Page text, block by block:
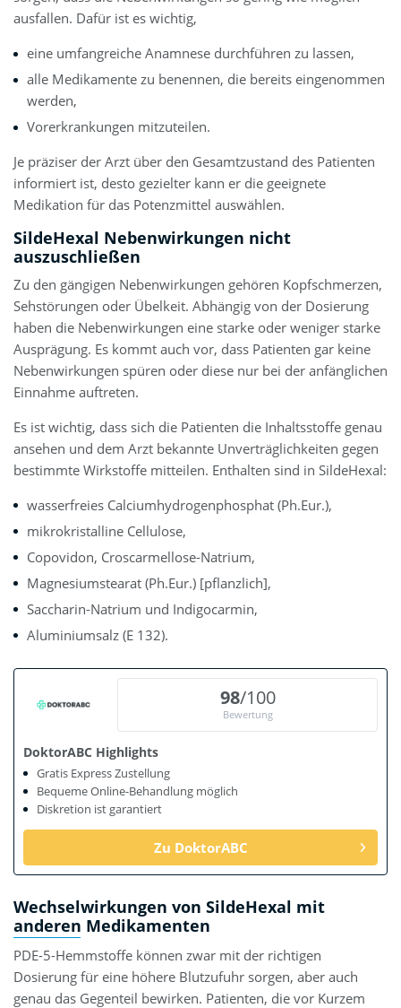
ausfallen. Dafür ist es wichtig,
eine umfangreiche Anamnese durchführen zu lassen,
alle Medikamente zu benennen, die bereits eingenommen
werden,
Vorerkrankungen mitzuteilen.
Je präziser der Arzt über den Gesamtzustand des Patienten
informiert ist, desto gezielter kann er die geeignete
Medikation für das Potenzmittel auswählen.
SildeHexal Nebenwirkungen nicht
auszuschließen
Zu den gängigen Nebenwirkungen gehören Kopfschmerzen,
Sehstörungen oder Übelkeit. Abhängig von der Dosierung
haben die Nebenwirkungen eine starke oder weniger starke
Ausprägung. Es kommt auch vor, dass Patienten gar keine
Nebenwirkungen spüren oder diese nur bei der anfänglichen
Einnahme auftreten.
Es ist wichtig, dass sich die Patienten die Inhaltsstoffe genau
ansehen und dem Arzt bekannte Unverträglichkeiten gegen
bestimmte Wirkstoffe mitteilen. Enthalten sind in SildeHexal:
wasserfreies Calciumhydrogenphosphat (Ph.Eur.),
mikrokristalline Cellulose,
Copovidon, Croscarmellose-Natrium,
Magnesiumstearat (Ph.Eur.) [pflanzlich],
Saccharin-Natrium und Indigocarmin,
Aluminiumsalz (E 132).
98/100
Bewertung
DoktorABC Highlights
Gratis Express Zustellung
Bequeme Online-Behandlung möglich
Diskretion ist garantiert
Zu DoktorABC
Wechselwirkungen von SildeHexal mit
anderen Medikamenten
PDE-5-Hemmstoffe können zwar mit der richtigen
Dosierung für eine höhere Blutzufuhr sorgen, aber auch
genau das Gegenteil bewirken. Patienten, die vor Kurzem